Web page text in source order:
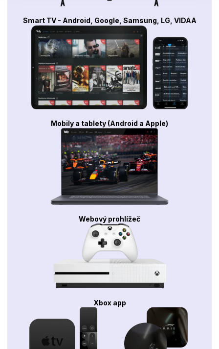
Smart TV - Android, Google, Samsung, LG, VIDAA
Mobily a tablety (Android a Apple)
Webový prohlížeč
Xbox app